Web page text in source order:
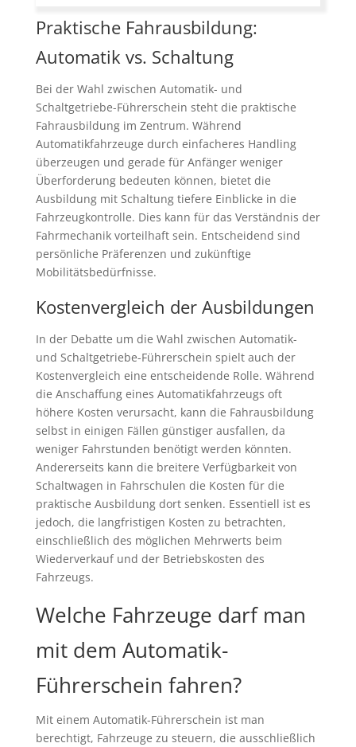
Praktische Fahrausbildung:
Automatik vs. Schaltung
Bei der Wahl zwischen Automatik- und
Schaltgetriebe-Führerschein steht die praktische
Fahrausbildung im Zentrum. Während
Automatikfahrzeuge durch einfacheres Handling
überzeugen und gerade für Anfänger weniger
Überforderung bedeuten können, bietet die
Ausbildung mit Schaltung tiefere Einblicke in die
Fahrzeugkontrolle. Dies kann für das Verständnis der
Fahrmechanik vorteilhaft sein. Entscheidend sind
persönliche Präferenzen und zukünftige
Mobilitätsbedürfnisse.
Kostenvergleich der Ausbildungen
In der Debatte um die Wahl zwischen Automatik-
und Schaltgetriebe-Führerschein spielt auch der
Kostenvergleich eine entscheidende Rolle. Während
die Anschaffung eines Automatikfahrzeugs oft
höhere Kosten verursacht, kann die Fahrausbildung
selbst in einigen Fällen günstiger ausfallen, da
weniger Fahrstunden benötigt werden könnten.
Andererseits kann die breitere Verfügbarkeit von
Schaltwagen in Fahrschulen die Kosten für die
praktische Ausbildung dort senken. Essentiell ist es
jedoch, die langfristigen Kosten zu betrachten,
einschließlich des möglichen Mehrwerts beim
Wiederverkauf und der Betriebskosten des
Fahrzeugs.
Welche Fahrzeuge darf man
mit dem Automatik-
Führerschein fahren?
Mit einem Automatik-Führerschein ist man
berechtigt, Fahrzeuge zu steuern, die ausschließlich